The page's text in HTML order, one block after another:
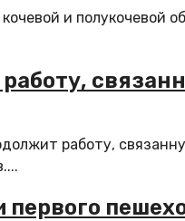
и полукочевой
работу,